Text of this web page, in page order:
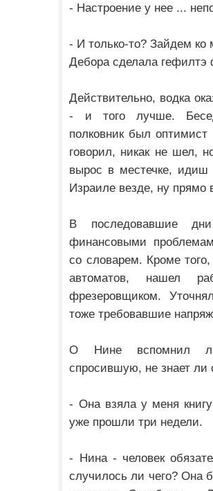
- Настроение у нее ...
- И только-то? Зайдем ко
Дебора сделала
Действительно, водка
- и того лучше.
полковник был
говорил, никак не шел,
вырос в местечке,
Израиле везде, ну прямо
В последовавшие
финансовыми
со словарем. Кроме
автоматов, нашел
фрезеровщиком.
тоже требовавшие
О Нине вспомнил
спросившую, не знает ли
- Она взяла у меня
уже прошли три недели.
- Нина - человек
случилось ли чего? Она